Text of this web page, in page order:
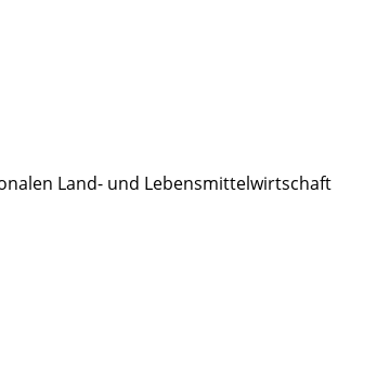
Land- und Lebensmittelwirtschaft